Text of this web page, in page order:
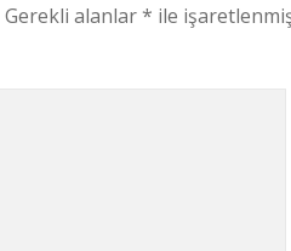
Gerekli alanlar* ile